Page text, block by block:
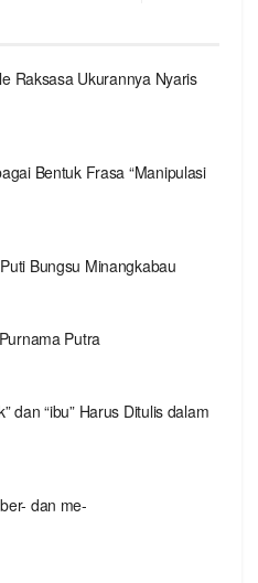
Raksasa Ukurannya Nyaris
Bentuk Frasa “Manipulasi
Bungsu Minangkabau
Putra
dan “ibu” Harus Ditulis dalam
dan me-